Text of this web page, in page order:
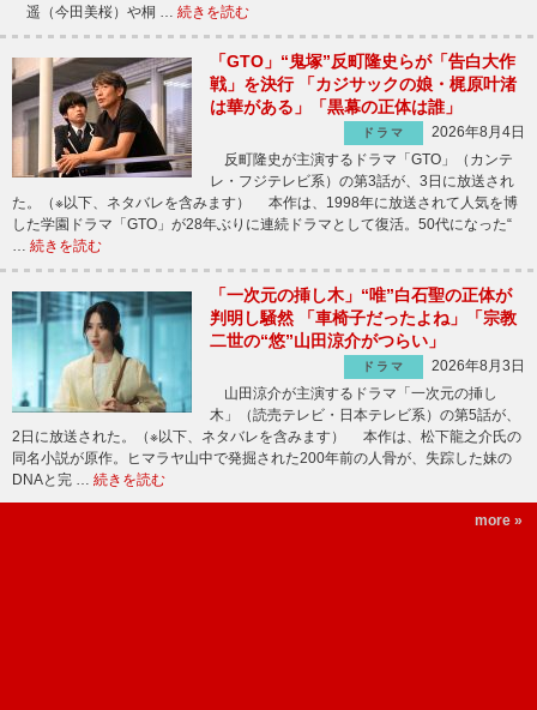
遥（今田美桜）や桐 … 続きを読む
「GTO」“鬼塚”反町隆史らが「告白大作
戦」を決行 「カジサックの娘・梶原叶渚
は華がある」「黒幕の正体は誰」
ドラマ
2026年8月4日
反町隆史が主演するドラマ「GTO」（カンテ
レ・フジテレビ系）の第3話が、3日に放送され
た。（※以下、ネタバレを含みます） 本作は、1998年に放送されて人気を博
した学園ドラマ「GTO」が28年ぶりに連続ドラマとして復活。50代になった“
続きを読む
「一次元の挿し木」“唯”白石聖の正体が
判明し騒然 「車椅子だったよね」「宗教
二世の“悠”山田涼介がつらい」
ドラマ
2026年8月3日
山田涼介が主演するドラマ「一次元の挿し
木」（読売テレビ・日本テレビ系）の第5話が、
2日に放送された。（※以下、ネタバレを含みます） 本作は、松下龍之介氏の
同名小説が原作。ヒマラヤ山中で発掘された200年前の人骨が、失踪した妹の
DNAと完 … 続きを読む
more »